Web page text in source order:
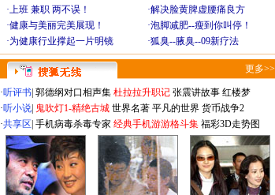
·上班 兼职 两不误！ ·解决脸黄脾虚腰痛良方
·健康与美丽完美展现！ ·泡脚减肥--瘦到你叫停！
·为健康行业撑起一片明镜 ·狐臭--腋臭--09新疗法
更多>>
·听评书 郭德纲对口相声集 杜拉拉升职记 张震讲故事 红楼梦
·听小说 鬼吹灯1-精绝古城 世界名著 平凡的世界 货币战争2
·共享区 手机病毒杀毒专家 经典手机游游格斗集 福彩3D走势图